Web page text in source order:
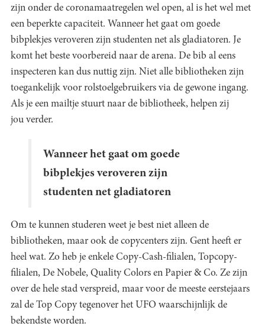
zijn onder de coronamaatregelen wel open, al is het wel met
een beperkte capaciteit. Wanneer het gaat om goede
bibplekjes veroveren zijn studenten net als gladiatoren. Je
komt het beste voorbereid naar de arena. De bib al eens
inspecteren kan dus nuttig zijn. Niet alle bibliotheken zijn
toegankelijk voor rolstoelgebruikers via de gewone ingang.
Als je een mailtje stuurt naar de bibliotheek, helpen zij
jou verder.
Wanneer het gaat om goede
bibplekjes veroveren zijn
studenten net gladiatoren
Om te kunnen studeren weet je best niet alleen de
bibliotheken, maar ook de copycenters zijn. Gent heeft er
heel wat. Zo heb je enkele Copy-Cash-filialen, Topcopy-
filialen, De Nobele, Quality Colors en Papier & Co. Ze zijn
over de hele stad verspreid, maar voor de meeste eerstejaars
zal de Top Copy tegenover het UFO waarschijnlijk de
bekendste worden.